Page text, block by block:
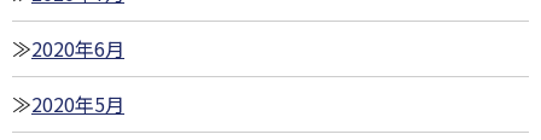
2020年6月
2020年5月